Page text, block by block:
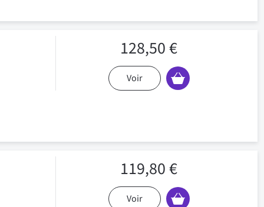
128,50 €
Voir
119,80 €
Voir